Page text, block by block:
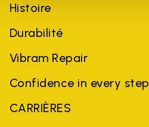
Histoire
Durabilité
Vibram Repair
Confidence in every step
CARRIÈRES